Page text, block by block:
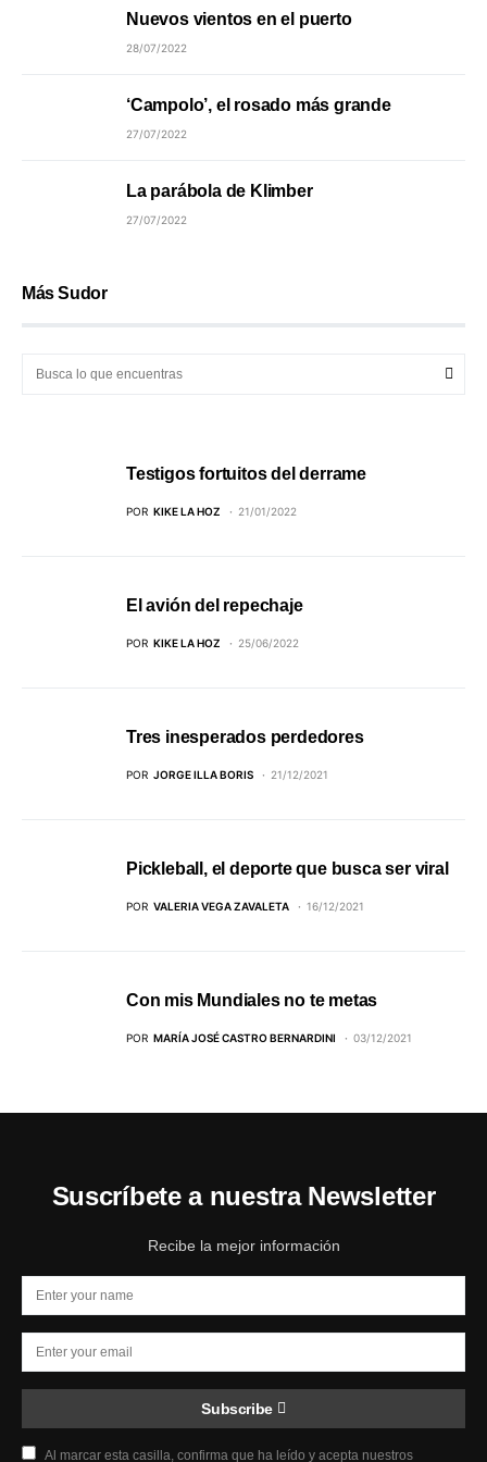
Nuevos vientos en el puerto
28/07/2022
‘Campolo’, el rosado más grande
27/07/2022
La parábola de Klimber
27/07/2022
Más Sudor
Testigos fortuitos del derrame
POR KIKE LA HOZ 21/01/2022
El avión del repechaje
POR KIKE LA HOZ 25/06/2022
Tres inesperados perdedores
POR JORGE ILLA BORIS 21/12/2021
Pickleball, el deporte que busca ser viral
POR VALERIA VEGA ZAVALETA 16/12/2021
Con mis Mundiales no te metas
POR MARÍA JOSÉ CASTRO BERNARDINI 03/12/2021
Suscríbete a nuestra Newsletter
Recibe la mejor información
Subscribe
Al marcar esta casilla, confirma que ha leído y acepta nuestros